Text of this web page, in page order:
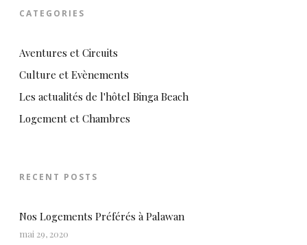
CATEGORIES
Aventures et Circuits
Culture et Evènements
Les actualités de l'hôtel Binga Beach
Logement et Chambres
RECENT POSTS
Nos Logements Préférés à Palawan
mai 29, 2020